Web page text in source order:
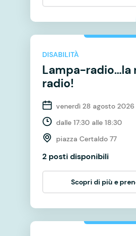
DISABILITÀ
Lampa-radio…la
radio!
venerdì 28 agosto 2026
dalle 17:30 alle 18:30
piazza Certaldo 77
2 posti disponibili
Scopri di più e